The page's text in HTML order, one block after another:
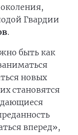
Гвардии
.
быть как
новых
становятся
вперед»,